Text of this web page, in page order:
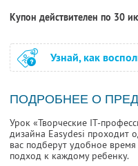
Купон действителен по 30
Узнай, как
ПОДРОБНЕЕ О
Урок «Творческие IT-
дизайна Easydesi проходит
вас подберут удобное
подход к каждому ребенку.